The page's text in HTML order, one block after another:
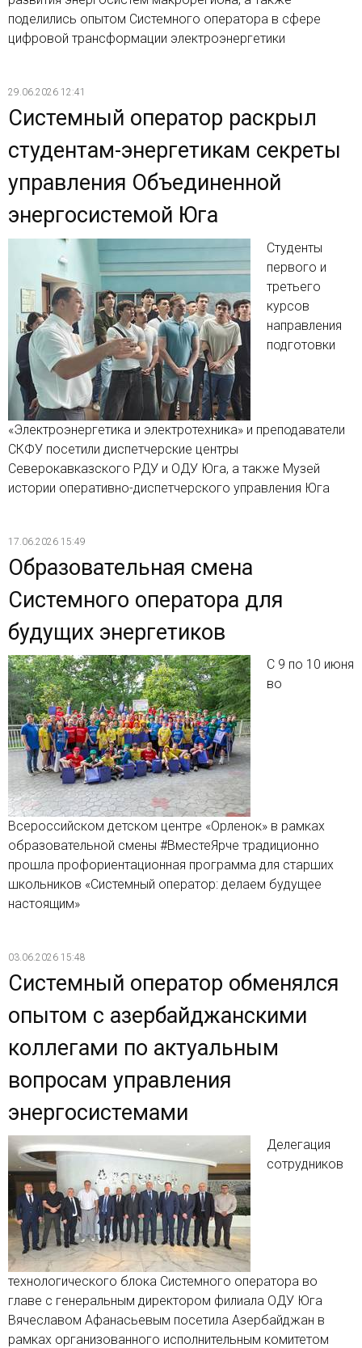
поделились опытом Системного оператора в сфере
цифровой трансформации электроэнергетики
29.06.2026 12:41
Системный оператор раскрыл
студентам-энергетикам секреты
управления Объединенной
энергосистемой Юга
Студенты
первого и
третьего
курсов
направления
подготовки
«Электроэнергетика и электротехника» и преподаватели
СКФУ посетили диспетчерские центры
Северокавказского РДУ и ОДУ Юга, а также Музей
истории оперативно-диспетчерского управления Юга
17.06.2026 15:49
Образовательная смена
Системного оператора для
будущих энергетиков
С 9 по 10 июня
во
Всероссийском детском центре «Орленок» в рамках
образовательной смены #ВместеЯрче традиционно
прошла профориентационная программа для старших
школьников «Системный оператор: делаем будущее
настоящим»
03.06.2026 15:48
Системный оператор обменялся
опытом с азербайджанскими
коллегами по актуальным
вопросам управления
энергосистемами
Делегация
сотрудников
технологического блока Системного оператора во
главе с генеральным директором филиала ОДУ Юга
Вячеславом Афанасьевым посетила Азербайджан в
рамках организованного исполнительным комитетом